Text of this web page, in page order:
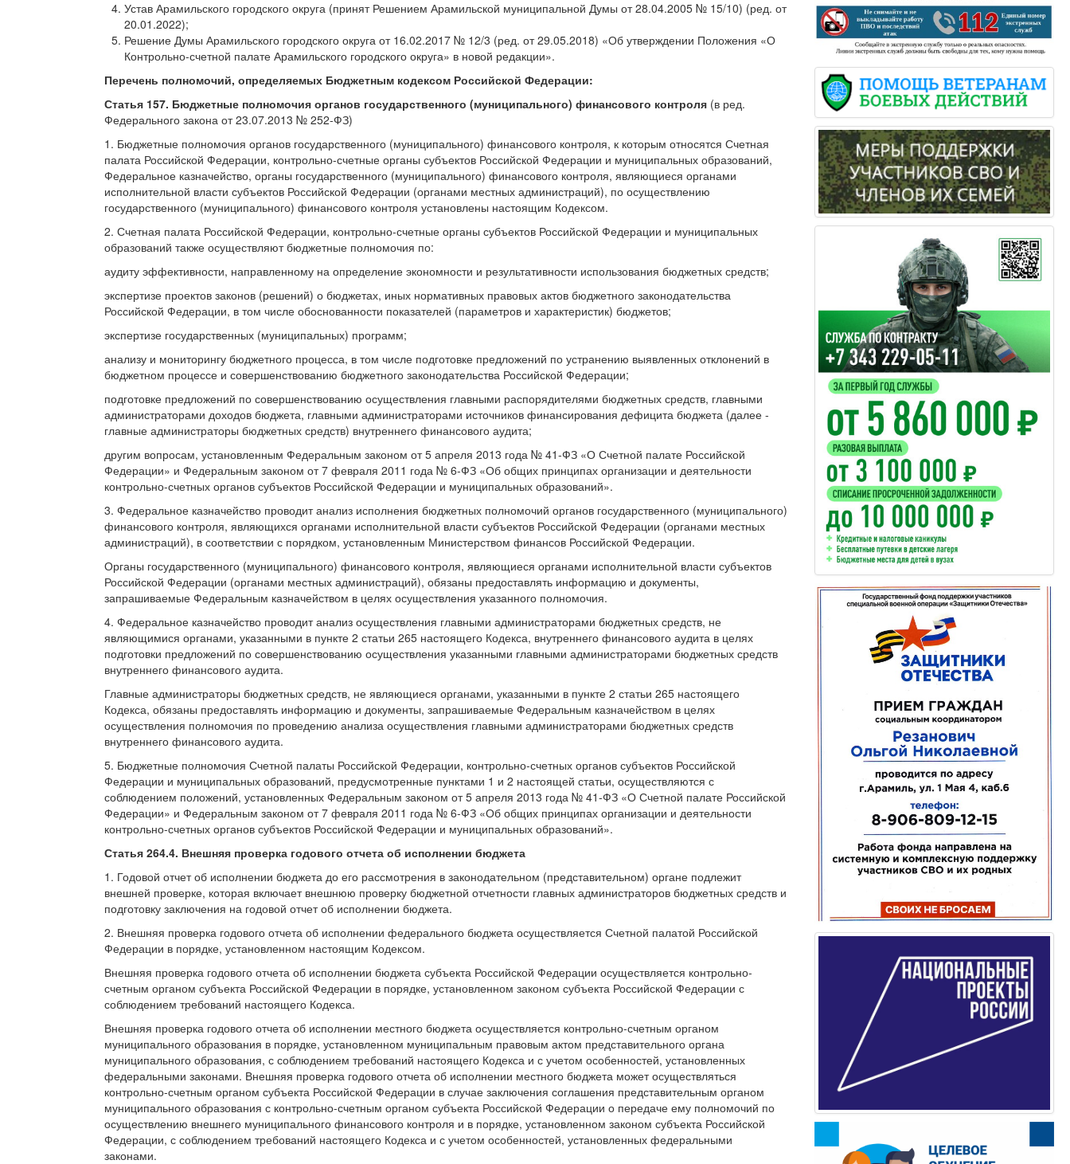
Устав Арамильского городского округа (принят Решением Арамильской муниципальной Думы от 28.04.2005 № 15/10) (ред. от
20.01.2022);
Решение Думы Арамильского городского округа от 16.02.2017 № 12/3 (ред. от 29.05.2018) «Об утверждении Положения «О
Контрольно-счетной палате Арамильского городского округа» в новой редакции».
Перечень полномочий, определяемых Бюджетным кодексом Российской Федерации:
Статья 157. Бюджетные полномочия органов государственного (муниципального) финансового контроля (в ред.
Федерального закона от 23.07.2013 № 252-ФЗ)
1. Бюджетные полномочия органов государственного (муниципального) финансового контроля, к которым относятся Счетная
палата Российской Федерации, контрольно-счетные органы субъектов Российской Федерации и муниципальных образований,
Федеральное казначейство, органы государственного (муниципального) финансового контроля, являющиеся органами
исполнительной власти субъектов Российской Федерации (органами местных администраций), по осуществлению
государственного (муниципального) финансового контроля установлены настоящим Кодексом.
2. Счетная палата Российской Федерации, контрольно-счетные органы субъектов Российской Федерации и муниципальных
образований также осуществляют бюджетные полномочия по:
аудиту эффективности, направленному на определение экономности и результативности использования бюджетных средств;
экспертизе проектов законов (решений) о бюджетах, иных нормативных правовых актов бюджетного законодательства
Российской Федерации, в том числе обоснованности показателей (параметров и характеристик) бюджетов;
экспертизе государственных (муниципальных) программ;
анализу и мониторингу бюджетного процесса, в том числе подготовке предложений по устранению выявленных отклонений в
бюджетном процессе и совершенствованию бюджетного законодательства Российской Федерации;
подготовке предложений по совершенствованию осуществления главными распорядителями бюджетных средств, главными
администраторами доходов бюджета, главными администраторами источников финансирования дефицита бюджета (далее -
главные администраторы бюджетных средств) внутреннего финансового аудита;
другим вопросам, установленным Федеральным законом от 5 апреля 2013 года № 41-ФЗ «О Счетной палате Российской
Федерации» и Федеральным законом от 7 февраля 2011 года № 6-ФЗ «Об общих принципах организации и деятельности
контрольно-счетных органов субъектов Российской Федерации и муниципальных образований».
3. Федеральное казначейство проводит анализ исполнения бюджетных полномочий органов государственного (муниципального)
финансового контроля, являющихся органами исполнительной власти субъектов Российской Федерации (органами местных
администраций), в соответствии с порядком, установленным Министерством финансов Российской Федерации.
Органы государственного (муниципального) финансового контроля, являющиеся органами исполнительной власти субъектов
Российской Федерации (органами местных администраций), обязаны предоставлять информацию и документы,
запрашиваемые Федеральным казначейством в целях осуществления указанного полномочия.
4. Федеральное казначейство проводит анализ осуществления главными администраторами бюджетных средств, не
являющимися органами, указанными в пункте 2 статьи 265 настоящего Кодекса, внутреннего финансового аудита в целях
подготовки предложений по совершенствованию осуществления указанными главными администраторами бюджетных средств
внутреннего финансового аудита.
Главные администраторы бюджетных средств, не являющиеся органами, указанными в пункте 2 статьи 265 настоящего
Кодекса, обязаны предоставлять информацию и документы, запрашиваемые Федеральным казначейством в целях
осуществления полномочия по проведению анализа осуществления главными администраторами бюджетных средств
внутреннего финансового аудита.
5. Бюджетные полномочия Счетной палаты Российской Федерации, контрольно-счетных органов субъектов Российской
Федерации и муниципальных образований, предусмотренные пунктами 1 и 2 настоящей статьи, осуществляются с
соблюдением положений, установленных Федеральным законом от 5 апреля 2013 года № 41-ФЗ «О Счетной палате Российской
Федерации» и Федеральным законом от 7 февраля 2011 года № 6-ФЗ «Об общих принципах организации и деятельности
контрольно-счетных органов субъектов Российской Федерации и муниципальных образований».
Статья 264.4. Внешняя проверка годового отчета об исполнении бюджета
1. Годовой отчет об исполнении бюджета до его рассмотрения в законодательном (представительном) органе подлежит
внешней проверке, которая включает внешнюю проверку бюджетной отчетности главных администраторов бюджетных средств и
подготовку заключения на годовой отчет об исполнении бюджета.
2. Внешняя проверка годового отчета об исполнении федерального бюджета осуществляется Счетной палатой Российской
Федерации в порядке, установленном настоящим Кодексом.
Внешняя проверка годового отчета об исполнении бюджета субъекта Российской Федерации осуществляется контрольно-
счетным органом субъекта Российской Федерации в порядке, установленном законом субъекта Российской Федерации с
соблюдением требований настоящего Кодекса.
Внешняя проверка годового отчета об исполнении местного бюджета осуществляется контрольно-счетным органом
муниципального образования в порядке, установленном муниципальным правовым актом представительного органа
муниципального образования, с соблюдением требований настоящего Кодекса и с учетом особенностей, установленных
федеральными законами. Внешняя проверка годового отчета об исполнении местного бюджета может осуществляться
контрольно-счетным органом субъекта Российской Федерации в случае заключения соглашения представительным органом
муниципального образования с контрольно-счетным органом субъекта Российской Федерации о передаче ему полномочий по
осуществлению внешнего муниципального финансового контроля и в порядке, установленном законом субъекта Российской
Федерации, с соблюдением требований настоящего Кодекса и с учетом особенностей, установленных федеральными
законами.